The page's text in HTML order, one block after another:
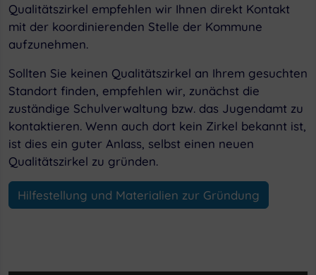
Qualitätszirkel empfehlen wir Ihnen direkt Kontakt
mit der koordinierenden Stelle der Kommune
aufzunehmen.
Sollten Sie keinen Qualitätszirkel an Ihrem gesuchten
Standort finden, empfehlen wir, zunächst die
zuständige Schulverwaltung bzw. das Jugendamt zu
kontaktieren. Wenn auch dort kein Zirkel bekannt ist,
ist dies ein guter Anlass, selbst einen neuen
Qualitätszirkel zu gründen.
Hilfestellung und Materialien zur Gründung